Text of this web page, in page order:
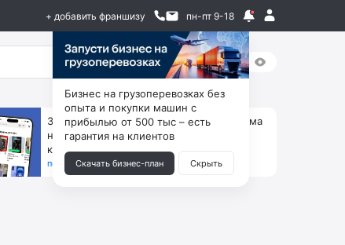
+ добавить франшизу пн-пт 9-18
За 90 тыс. открой магазин на Авито, дома
ни коробок, ни товара, ни склада, зато
каждый месяц +125 тыс. чистыми
получить бизнес-план ↓
Бизнес на грузоперевозках без
опыта и покупки машин с
прибылью от 500 тыс – есть
гарантия на клиентов
Скачать бизнес-план Скрыть